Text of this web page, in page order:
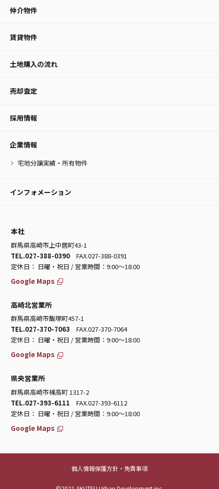
仲介物件
賃貸物件
土地購入の流れ
売却査定
採用情報
企業情報
宅地分譲実績・所有物件
インフォメーション
本社
群馬県高崎市上中居町43-1
TEL.027-388-0390 FAX.027-388-0391
定休日： 日曜・祝日 / 営業時間：9:00～18:00
Google Maps
高崎北営業所
群馬県高崎市飯塚町457-1
TEL.027-370-7063 FAX.027-370-7064
定休日： 日曜・祝日 / 営業時間：9:00～18:00
Google Maps
県央営業所
群馬県高崎市棟高町 1317-2
TEL.027-393-6111 FAX.027-393-6112
定休日： 日曜・祝日 / 営業時間：9:00～18:00
Google Maps
個人情報保護方針・免責事項